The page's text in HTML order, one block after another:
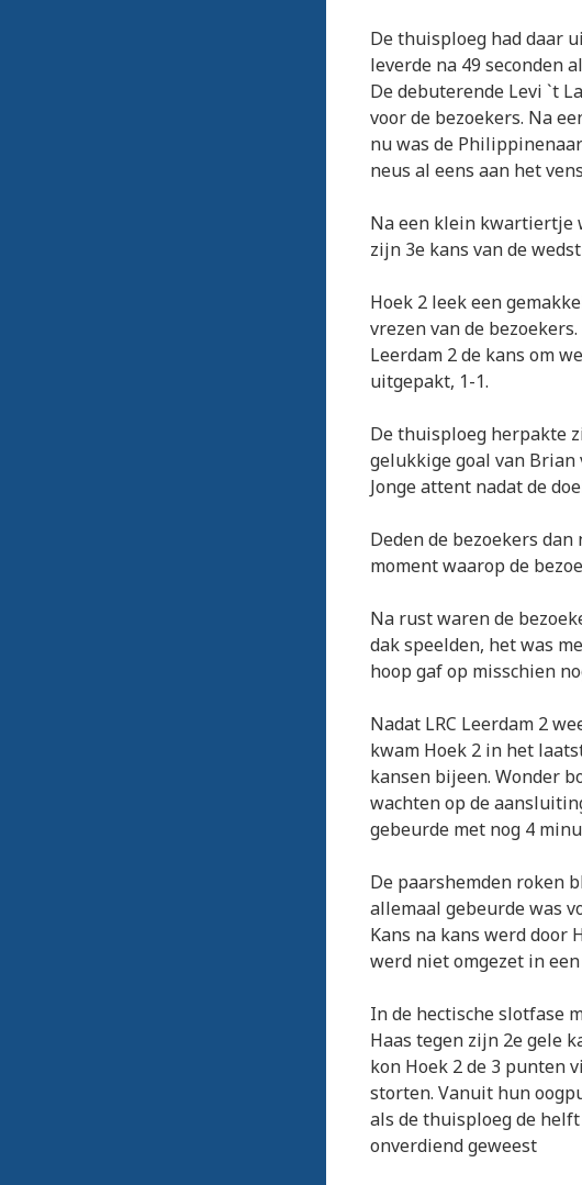
De thuisploeg had daar
leverde na 49 seconden
De debuterende Levi `t
voor de bezoekers. Na
nu was de
neus al eens aan het
Na een klein kwartiertje
zijn 3e kans van de
Hoek 2 leek een
vrezen van de
Leerdam 2 de kans om
uitgepakt, 1-1.
De thuisploeg herpakte
gelukkige goal van Brian
Jonge attent nadat de
Deden de bezoekers
moment waarop de
Na rust waren de
dak speelden, het was
hoop gaf op misschien
Nadat LRC Leerdam 2
kwam Hoek 2 in het
kansen bijeen. Wonder
wachten op de
gebeurde met nog 4
De paarshemden roken
allemaal gebeurde was
Kans na kans werd door
werd niet omgezet in
In de hectische slotfase
Haas tegen zijn 2e gele
kon Hoek 2 de 3 punten
storten. Vanuit hun
als de thuisploeg de
onverdiend geweest